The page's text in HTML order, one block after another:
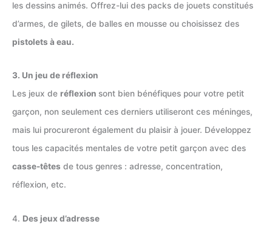
les dessins animés. Offrez-lui des packs de jouets constitués
d’armes, de gilets, de balles en mousse ou choisissez des
pistolets à eau.
3. Un jeu de réflexion
Les jeux de réflexion sont bien bénéfiques pour votre petit
garçon, non seulement ces derniers utiliseront ces méninges,
mais lui procureront également du plaisir à jouer. Développez
tous les capacités mentales de votre petit garçon avec des
casse-têtes de tous genres : adresse, concentration,
réflexion, etc.
4. Des jeux d’adresse